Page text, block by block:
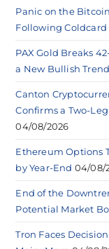
Panic on the
Following Coldcard
PAX Gold Breaks
a New Bullish
Canton
Confirms a Two-
04/08/2026
Ethereum Options
by Year-End 04/08/
End of the
Potential Market
Tron Faces